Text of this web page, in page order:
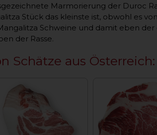
Marmorierung der Duroc
Stück das kleinste ist, obwohl es
Schweine und damit eben
der Rasse.
Schätze aus Österreich: